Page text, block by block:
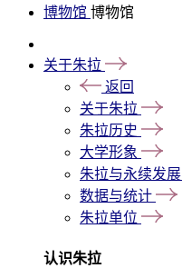
博物馆 博物馆
关于朱拉
返回
关于朱拉
朱拉历史
大学形象
朱拉与永续发展
数据与统计
朱拉单位
认识朱拉